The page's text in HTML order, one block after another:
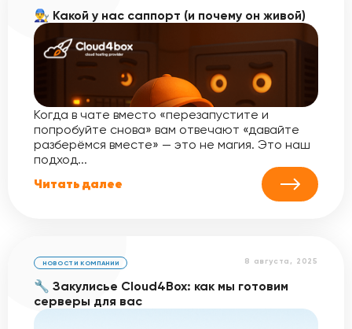
👨‍🔧 Какой у нас саппорт (и почему он живой)
Когда в чате вместо «перезапустите и
попробуйте снова» вам отвечают «давайте
разберёмся вместе» — это не магия. Это наш
подход...
Читать далее
8 августа, 2025
НОВОСТИ КОМПАНИИ
🔧 Закулисье Cloud4Box: как мы готовим
серверы для вас